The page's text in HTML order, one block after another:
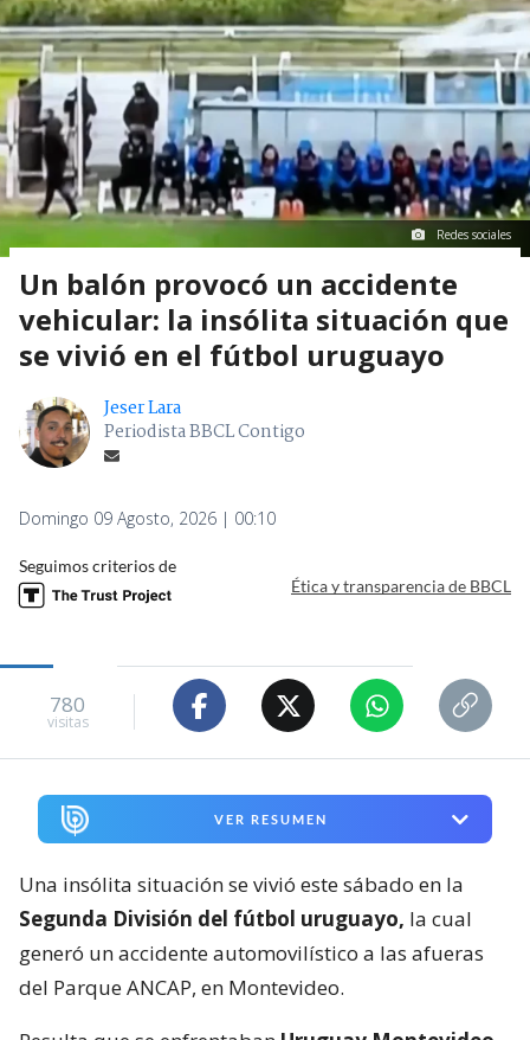
Redes sociales
Un balón provocó un accidente
vehicular: la insólita situación que
se vivió en el fútbol uruguayo
Jeser Lara
Periodista BBCL Contigo
Domingo 09 Agosto, 2026 | 00:10
Seguimos criterios de
Ética y transparencia de BBCL
780
visitas
VER RESUMEN
Una insólita situación se vivió este sábado en la
Segunda División del fútbol uruguayo, la cual
generó un accidente automovilístico a las afueras
del Parque ANCAP, en Montevideo.